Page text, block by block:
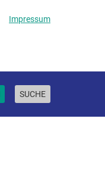
Impressum
SUCHE